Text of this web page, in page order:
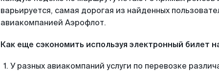
варьируется, самая дорогая из найденных
авиакомпанией Аэрофлот.
Как еще сэкономить используя электронный билет
У разных авиакомпаний услуги по перевозке